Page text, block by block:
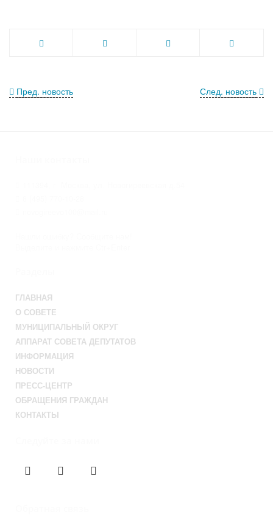
След. новость
Пред. новость
ГЛАВНАЯ
О СОВЕТЕ
МУНИЦИПАЛЬНЫЙ ОКРУГ
АППАРАТ СОВЕТА ДЕПУТАТОВ
ИНФОРМАЦИЯ
НОВОСТИ
ПРЕСС-ЦЕНТР
ОБРАЩЕНИЯ ГРАЖДАН
КОНТАКТЫ